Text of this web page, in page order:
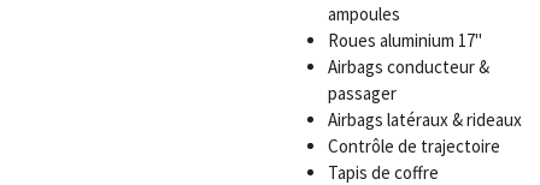
ampoules
Roues aluminium 17"
Airbags conducteur &
passager
Airbags latéraux & rideaux
Contrôle de trajectoire
Tapis de coffre